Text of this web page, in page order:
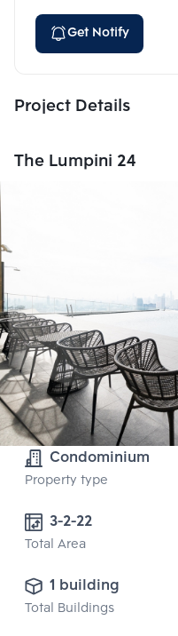
Get Notify
Project Details
The Lumpini 24
Condominium
Property type
Total Area
1 building
Total Buildings